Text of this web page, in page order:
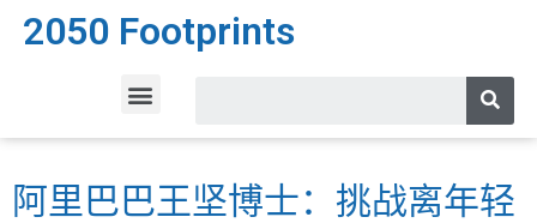
2050 Footprints
阿里巴巴王坚博士：挑战离年轻